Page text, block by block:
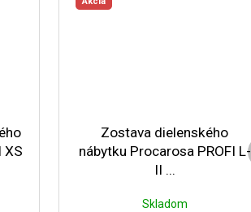
XS
Zostava dielenského
nábytku Procarosa PROFI L-
II ...
Skladom